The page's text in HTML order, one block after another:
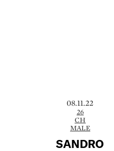
08.11.22
26
CH
MALE
SANDRO